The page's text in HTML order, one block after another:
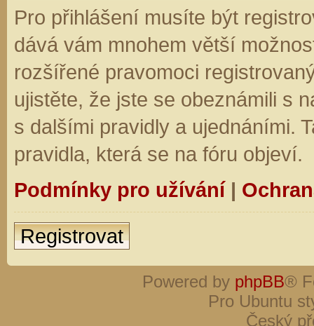
Pro přihlášení musíte být
dává vám mnohem větší
rozšířené pravomoci
ujistěte, že jste se obeznámili s
s dalšími pravidly a ujednáními.
pravidla, která se na fóru objeví.
Podmínky pro užívání|
Registrovat
Powered by phpBB®
Pro Ubuntu
Český